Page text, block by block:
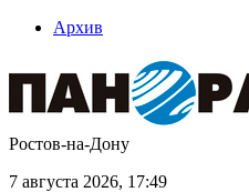
Архив
Ростов-на-Дону
7 августа 2026, 17:49